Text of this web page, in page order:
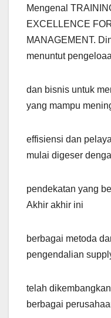
Mengenal
EXCELLENCE
MANAGEMENT.
menuntut
dan bisnis untuk
yang mampu
effisiensi dan
mulai digeser
pendekatan yang
Akhir akhir ini
berbagai metoda
pengendalian
telah
berbagai